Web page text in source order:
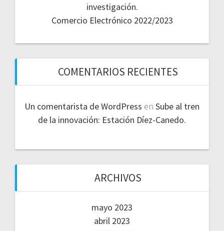
investigación.
Comercio Electrónico 2022/2023
COMENTARIOS RECIENTES
Un comentarista de WordPress en Sube al tren
de la innovación: Estación Díez-Canedo.
ARCHIVOS
mayo 2023
abril 2023